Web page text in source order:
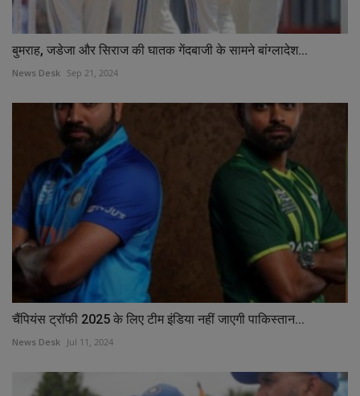
बुमराह, जडेजा और सिराज की घातक गेंदबाजी के सामने बांग्लादेश...
News Desk Sep 21, 2024
चैंपियंस ट्रॉफी 2025 के लिए टीम इंडिया नहीं जाएगी पाकिस्तान...
News Desk Jul 11, 2024